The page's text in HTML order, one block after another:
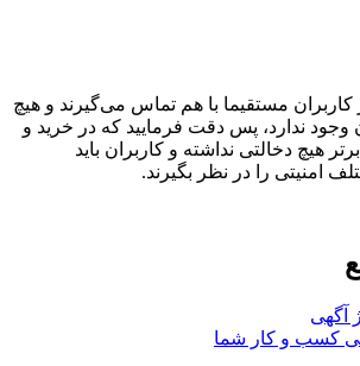
مستقیما با هم تماس می‌گیرند و هیچ
وجود ندارد، پس دقت فرمایید که در خرید و
هیچ دخالتی نداشته و کاربران باید
امنیتی را در نظر بگیرند.
آگهی
کسب و کار شما